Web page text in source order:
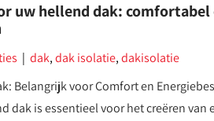
uw hellend dak: comfortabel
|dak,dak isolatie,dakisolatie
Belangrijk voor Comfort en
dak is essentieel voor het creëren van